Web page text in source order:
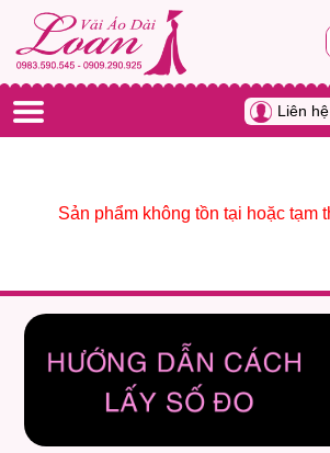
Liên hệ
Sản phẩm không tồn tại hoặc tạm